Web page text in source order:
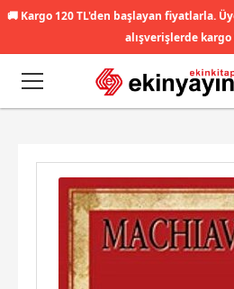
🚚 Kargo 120 TL'den başlayan fiyatlarla.
alışverişlerde